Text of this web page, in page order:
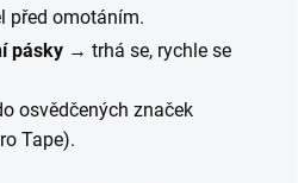
před omotáním.
pásky → trhá se, rychle se
osvědčených značek
Tape).